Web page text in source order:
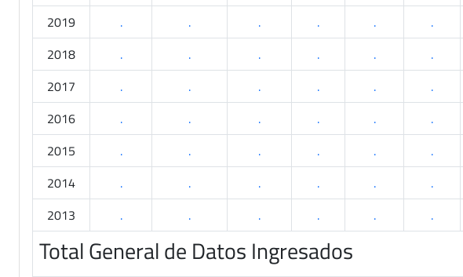
2019
. . . . . .
2018
. . . . . .
2017
. . . . . .
2016
. . . . . .
2015
. . . . . .
2014
. . . . . .
2013
. . . . . .
Total General de Datos Ingresados